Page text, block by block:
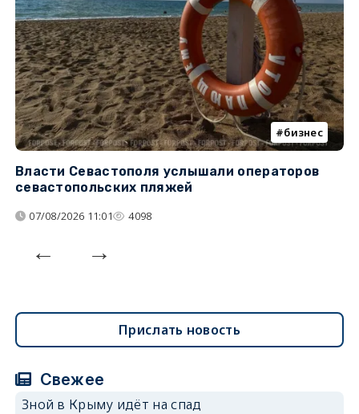
бизнес
Власти Севастополя услышали операторов
севастопольских пляжей
07/08/2026 11:01 4098
Прислать новость
Свежее
Зной в Крыму идёт на спад